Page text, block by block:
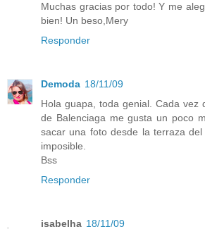
Muchas gracias por todo! Y me
bien! Un beso,Mery
Responder
Demoda 18/11/09
Hola guapa, toda genial. Cada vez
de Balenciaga me gusta un poco
sacar una foto desde la terraza
imposible.
Bss
Responder
isabelha 18/11/09